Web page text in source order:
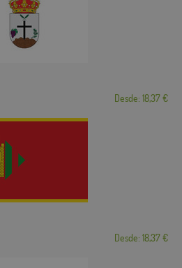
Desde: 18,37 €
Desde: 18,37 €